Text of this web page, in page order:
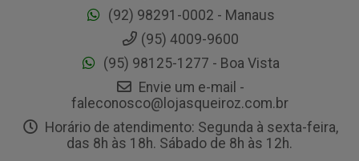
(92) 98291-0002 - Manaus
(95) 4009-9600
(95) 98125-1277 - Boa Vista
Envie um e-mail -
faleconosco@lojasqueiroz.com.br
Horário de atendimento: Segunda à sexta-feira,
das 8h às 18h. Sábado de 8h às 12h.